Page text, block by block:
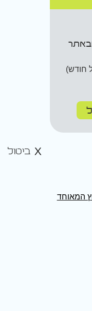
חודש)
ביטול
המאוחד